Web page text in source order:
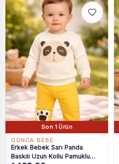
Son 1 Ürün
GONCA BEBE
Erkek Bebek Sarı Panda
Baskılı Uzun Kollu Pamuklu